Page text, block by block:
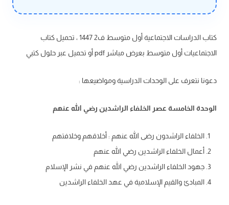
كتاب الدراسات الاجتماعية أول متوسط ف2 1447 ، تحميل كتاب
الاجتماعيات أول متوسط بعرض مباشر pdf أو تحميل عبر حلول كتبي
دعونا نتعرف على الوحدات الدراسية ومواضيعها :
الوحدة الخامسة عصر الخلفاء الراشدين رضي الله عنهم
الخلفاء الراشدون رضى الله عنهم : أخلاقهم وخلافتهم
أعمال الخلفاء الراشدين رضي الله عنهم
جهود الخلفاء الراشدين رضي الله عنهم في نشر الإسلام
المبادئ والقيم الإسلامية في عهد الخلفاء الراشدين